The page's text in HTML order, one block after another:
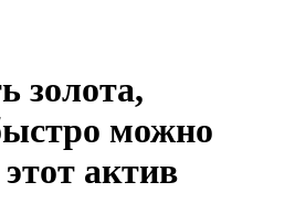
золота,
можно
актив